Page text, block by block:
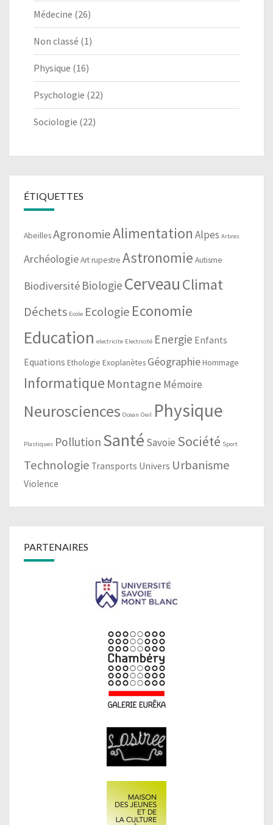
Médecine (26)
Non classé (1)
Physique (16)
Psychologie (22)
Sociologie (22)
ÉTIQUETTES
AbeillesAgronomieAlimentation Alpes Arbres
ArchéologieArt rupestre Astronomie Autisme
Biodiversité Biologie CerveauClimat
Déchets Ecole Ecologie Economie
Education electricite Electricité Energie Enfants
Equations Ethologie Exoplanètes GéographieHommage
Informatique Montagne Mémoire
Neurosciences Ocean Oeil Physique
Plastiques Pollution Santé Savoie Société Sport
Technologie Transports Univers Urbanisme
Violence
PARTENAIRES